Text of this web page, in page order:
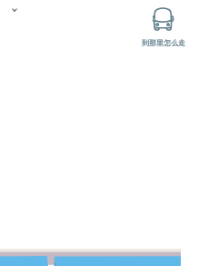
到那里怎么走